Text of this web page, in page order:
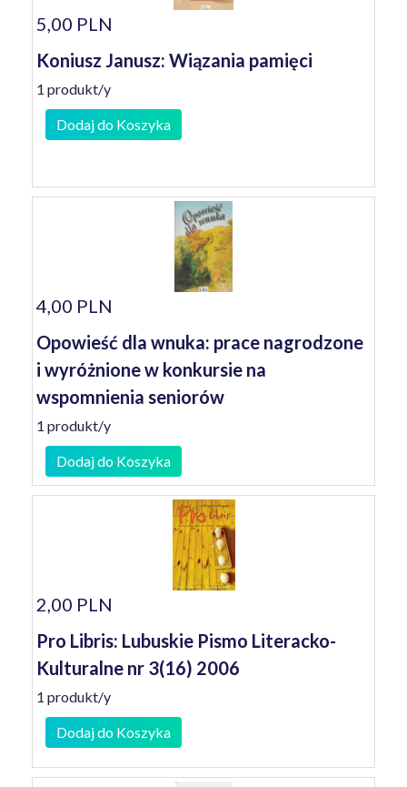
5,00 PLN
Koniusz Janusz: Wiązania pamięci
1 produkt/y
Dodaj do Koszyka
4,00 PLN
Opowieść dla wnuka: prace nagrodzone
i wyróżnione w konkursie na
wspomnienia seniorów
1 produkt/y
Dodaj do Koszyka
2,00 PLN
Pro Libris: Lubuskie Pismo Literacko-
Kulturalne nr 3(16) 2006
1 produkt/y
Dodaj do Koszyka